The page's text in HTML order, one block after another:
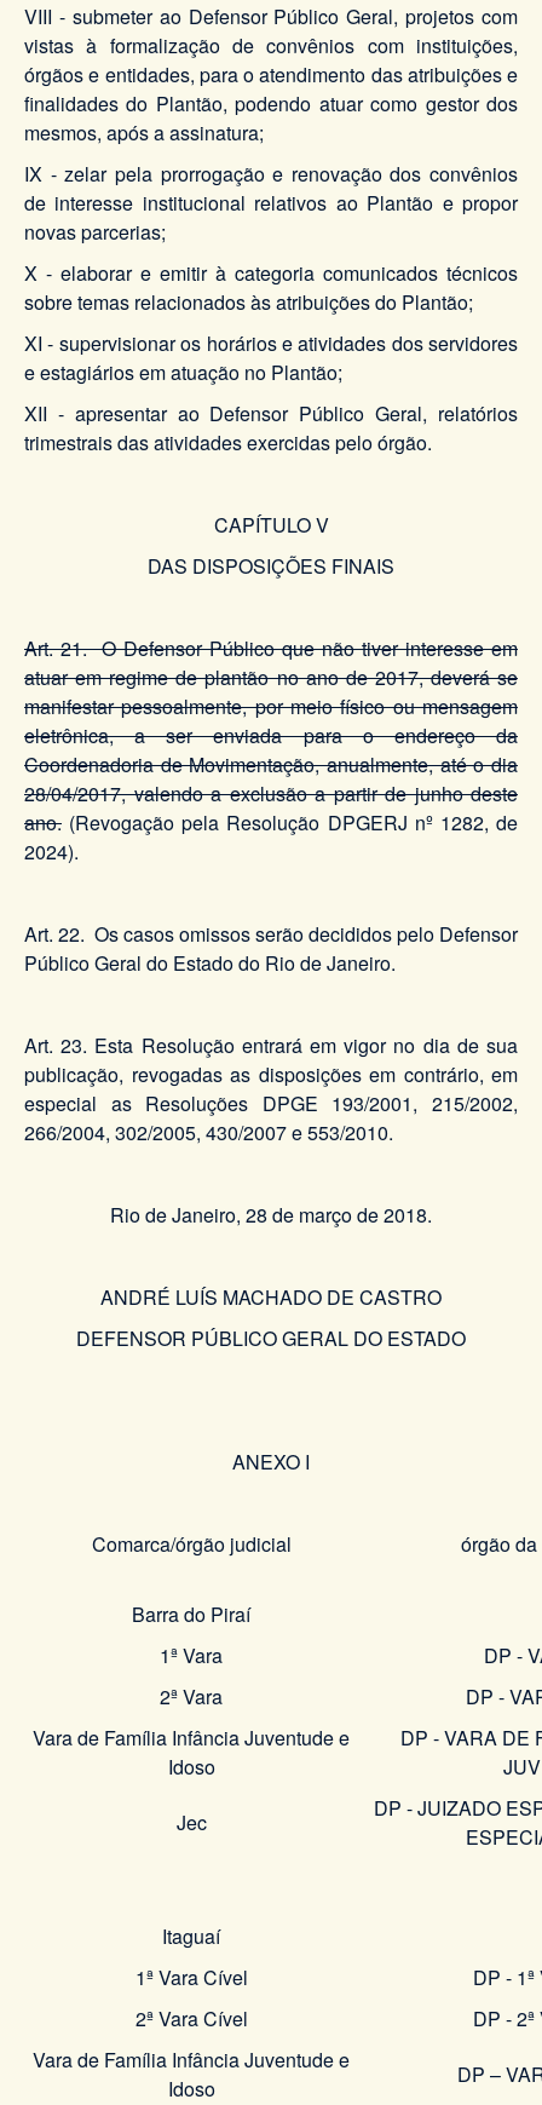
VIII - submeter ao Defensor Público Geral, projetos com
vistas à formalização de convênios com instituições,
órgãos e entidades, para o atendimento das atribuições e
finalidades do Plantão, podendo atuar como gestor dos
mesmos, após a assinatura;
IX - zelar pela prorrogação e renovação dos convênios
de interesse institucional relativos ao Plantão e propor
novas parcerias;
X - elaborar e emitir à categoria comunicados técnicos
sobre temas relacionados às atribuições do Plantão;
XI - supervisionar os horários e atividades dos servidores
e estagiários em atuação no Plantão;
XII - apresentar ao Defensor Público Geral, relatórios
trimestrais das atividades exercidas pelo órgão.
CAPÍTULO V
DAS DISPOSIÇÕES FINAIS
Art. 21. O Defensor Público que não tiver interesse em
atuar em regime de plantão no ano de 2017, deverá se
manifestar pessoalmente, por meio físico ou mensagem
eletrônica, a ser enviada para o endereço da
Coordenadoria de Movimentação, anualmente, até o dia
28/04/2017, valendo a exclusão a partir de junho deste
ano. (Revogação pela Resolução DPGERJ nº 1282, de
2024).
Art. 22. Os casos omissos serão decididos pelo Defensor
Público Geral do Estado do Rio de Janeiro.
Art. 23. Esta Resolução entrará em vigor no dia de sua
publicação, revogadas as disposições em contrário, em
especial as Resoluções DPGE 193/2001, 215/2002,
266/2004, 302/2005, 430/2007 e 553/2010.
Rio de Janeiro, 28 de março de 2018.
ANDRÉ LUÍS MACHADO DE CASTRO
DEFENSOR PÚBLICO GERAL DO ESTADO
ANEXO I
Comarca/órgão judicial órgão
Barra do Piraí
1ª Vara
DP -
2ª Vara
DP -
Vara de Família Infância Juventude e
Idoso
DP - VARA DE
Jec
DP - JUIZADO
Itaguaí
1ª Vara Cível
DP -
2ª Vara Cível
DP -
Vara de Família Infância Juventude e
Idoso
DP –